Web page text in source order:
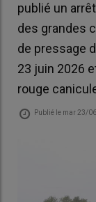
publié un
des grandes
de pressage
23 juin 2026
rouge
Publié le mar 23/